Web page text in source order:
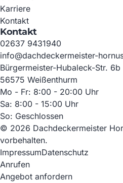
Karriere
Kontakt
Kontakt
02637 9431940
info@dachdeckermeister-
Bürgermeister-Hubaleck-Str. 6b
56575 Weißenthurm
Mo - Fr: 8:00 - 20:00 Uhr
Sa: 8:00 - 15:00 Uhr
So: Geschlossen
© 2026 Dachdeckermeister
vorbehalten.
ImpressumDatenschutz
Anrufen
Angebot anfordern